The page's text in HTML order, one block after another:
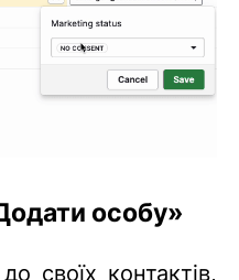
особу»
своїх контактів,